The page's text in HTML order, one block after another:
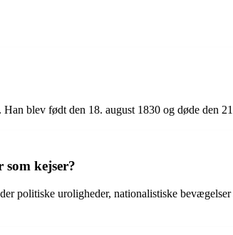
blev født den 18. august 1830 og døde den
kejser?
politiske uroligheder, nationalistiske